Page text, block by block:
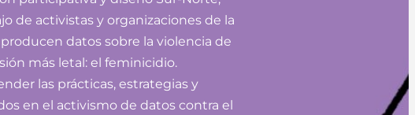
de activistas y organizaciones de la
datos sobre la violencia de
más letal: el feminicidio.
las prácticas, estrategias y
en el activismo de datos contra el